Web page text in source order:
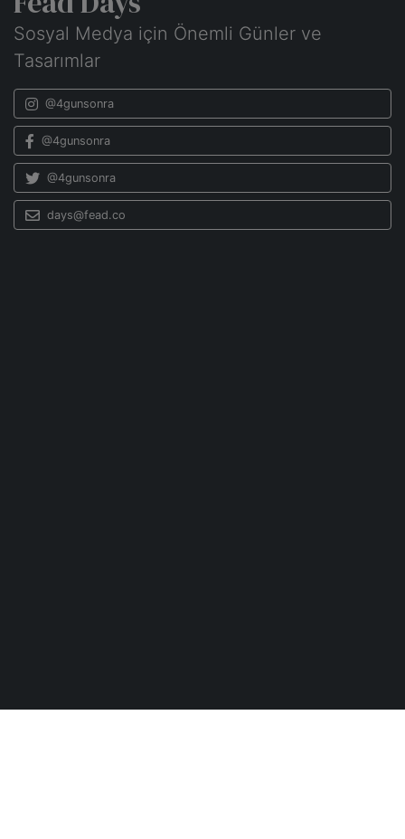
Sosyal Medya için Önemli Günler ve
Tasarımlar
@4gunsonra
@4gunsonra
@4gunsonra
days@fead.co